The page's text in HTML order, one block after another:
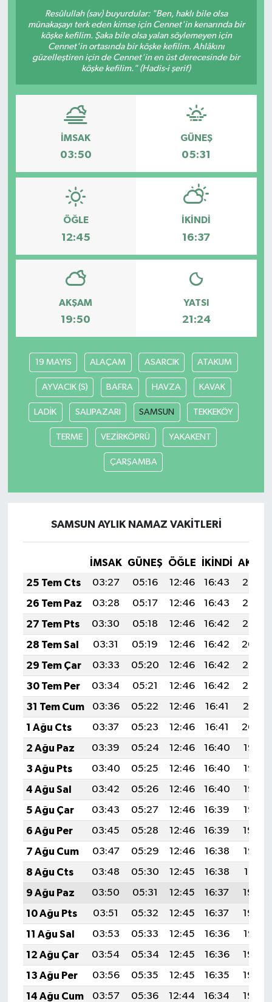
Resûlullah (sav) buyurdular: "Ben, haklı bile olsa
münakaşayı terk eden kimse için Cennet'in kenarında bir
köşke kefilim. Şaka bile olsa yalan söylemeyen için
Cennet'in ortasında bir köşke kefilim. Ahlâkını
güzelleştiren için de Cennet'in en üst derecesinde bir
köşke kefilim." (Hadis-i şerif)
İMSAK
03:50
GÜNEŞ
05:31
ÖĞLE
12:45
İKINDI
16:37
AKŞAM
19:50
YATSI
21:24
19 MAYIS ALAÇAM ASARCIK ATAKUM
AYVACIK (S) BAFRA HAVZA KAVAK
LADİK SALIPAZARI SAMSUN TEKKEKÖY
TERME VEZİRKÖPRÜ YAKAKENT
ÇARŞAMBA
SAMSUN AYLIK NAMAZ VAKITLERI
İMSAK GÜNEŞ ÖĞLE İKINDI
25 Tem Cts
03:27 05:16 12:46 16:43
20:07
26 Tem Paz
03:28 05:17 12:46 16:43
20:06
27 Tem Pts
03:30 05:18 12:46 16:42
20:05
28 Tem Sal
03:31 05:19 12:46 16:42
20:04
29 Tem Çar
03:33 05:20 12:46 16:42
20:03
30 Tem Per
03:34 05:21 12:46 16:42
20:02
31 Tem Cum
03:36 05:22 12:46 16:41
20:01
1 Ağu Cts
03:37 05:23 12:46 16:41
20:00
2 Ağu Paz
03:39 05:24 12:46 16:40
19:58
3 Ağu Pts
03:40 05:25 12:46 16:40
19:57
4 Ağu Sal
03:42 05:26 12:46 16:40
19:56
5 Ağu Çar
03:43 05:27 12:46 16:39
19:55
6 Ağu Per
03:45 05:28 12:46 16:39
19:54
7 Ağu Cum
03:47 05:29 12:46 16:38
19:53
8 Ağu Cts
03:48 05:30 12:45 16:38
19:51
9 Ağu Paz
03:50 05:31 12:45 16:37
19:50
10 Ağu Pts
03:51 05:32 12:45 16:37
19:49
11 Ağu Sal
03:53 05:33 12:45 16:36
19:47
12 Ağu Çar
03:54 05:34 12:45 16:36
19:46
13 Ağu Per
03:56 05:35 12:45 16:35
19:45
14 Ağu Cum
03:57 05:36 12:44 16:34
19:43
OTO DETAY
SAĞLIK
SON DAKİKA